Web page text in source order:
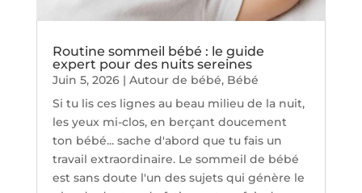
Routine sommeil bébé : le guide
expert pour des nuits sereines
Juin 5, 2026| Autour de bébé, Bébé
Si tu lis ces lignes au beau milieu de la nuit,
les yeux mi-clos, en berçant doucement
ton bébé... sache d'abord que tu fais un
travail extraordinaire. Le sommeil de bébé
est sans doute l'un des sujets qui génère le